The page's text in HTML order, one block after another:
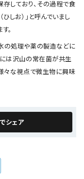
しており、その過程で食
しお）」と呼んでいまし
。
の処理や薬の製造などに
には沢山の常在菌が共生
々な視点で微生物に興味